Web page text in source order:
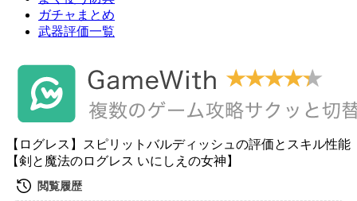
ガチャまとめ
武器評価一覧
【ログレス】スピリットバルディッシュの評価とスキル性能
【剣と魔法のログレス いにしえの女神】